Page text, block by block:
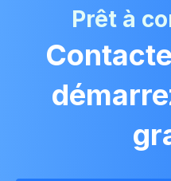
Prêt à